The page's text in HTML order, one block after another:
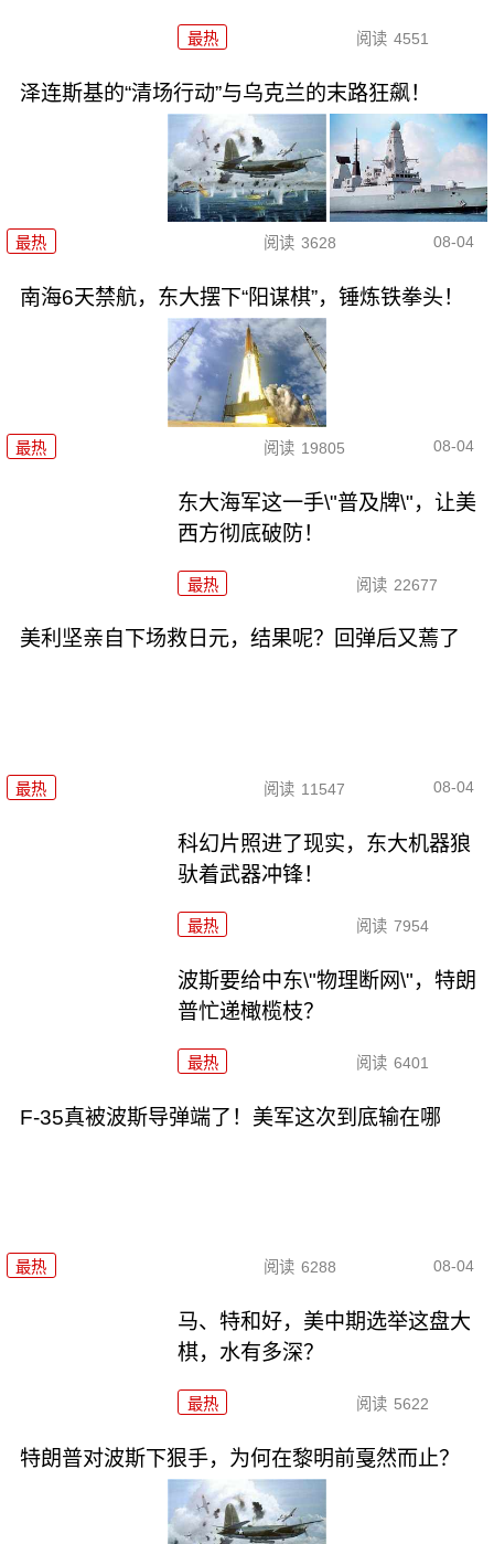
最热 阅读 4551
泽连斯基的“清场行动”与乌克兰的末路狂飙！
最热 阅读 3628 08-04
南海6天禁航，东大摆下“阳谋棋”，锤炼铁拳头！
最热 阅读 19805 08-04
东大海军这一手\"普及牌\"，让美
西方彻底破防！
最热 阅读 22677
美利坚亲自下场救日元，结果呢？回弹后又蔫了
最热 阅读 11547 08-04
科幻片照进了现实，东大机器狼
驮着武器冲锋！
最热 阅读 7954
波斯要给中东\"物理断网\"，特朗
普忙递橄榄枝？
最热 阅读 6401
F-35真被波斯导弹端了！美军这次到底输在哪
最热 阅读 6288 08-04
马、特和好，美中期选举这盘大
棋，水有多深？
最热 阅读 5622
特朗普对波斯下狠手，为何在黎明前戛然而止？